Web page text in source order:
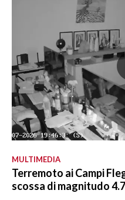
MULTIMEDIA
Terremoto ai Campi
scossa di magnitudo 4.7